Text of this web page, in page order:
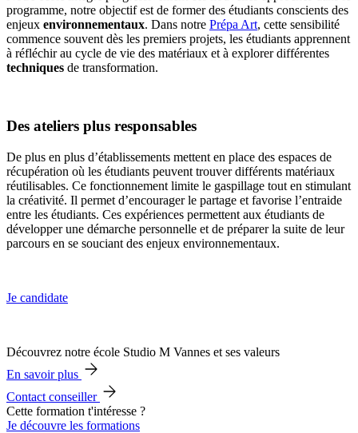
programme, notre objectif est de former des étudiants conscients des
enjeux environnementaux. Dans notre Prépa Art, cette sensibilité
commence souvent dès les premiers projets, les étudiants apprennent
à réfléchir au cycle de vie des matériaux et à explorer différentes
techniques de transformation.
Des ateliers plus responsables
De plus en plus d’établissements mettent en place des espaces de
récupération où les étudiants peuvent trouver différents matériaux
réutilisables. Ce fonctionnement limite le gaspillage tout en stimulant
la créativité. Il permet d’encourager le partage et favorise l’entraide
entre les étudiants. Ces expériences permettent aux étudiants de
développer une démarche personnelle et de préparer la suite de leur
parcours en se souciant des enjeux environnementaux.
Je candidate
Découvrez notre école Studio M Vannes et ses valeurs
En savoir plus
Contact conseiller
Cette formation t'intéresse ?
Je découvre les formations